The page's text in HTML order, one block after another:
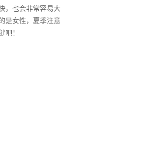
，也会非常容易大
是女性，夏季注意
吧！